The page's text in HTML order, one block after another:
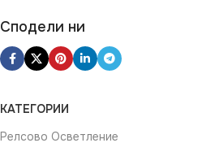
Сподели ни
КАТЕГОРИИ
Релсово Осветление